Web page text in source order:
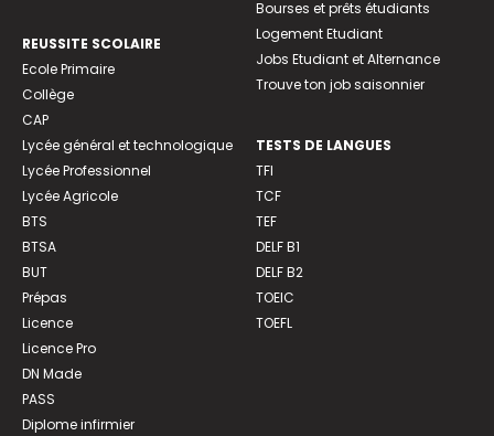
REUSSITE SCOLAIRE
Ecole Primaire
Collège
CAP
Lycée général et technologique
Lycée Professionnel
Lycée Agricole
BTS
BTSA
BUT
Prépas
Licence
Licence Pro
DN Made
PASS
Diplome infirmier
Bourses et prêts étudiants
Logement Etudiant
Jobs Etudiant et Alternance
Trouve ton job saisonnier
TESTS DE LANGUES
TFI
TCF
TEF
DELF B1
DELF B2
TOEIC
TOEFL